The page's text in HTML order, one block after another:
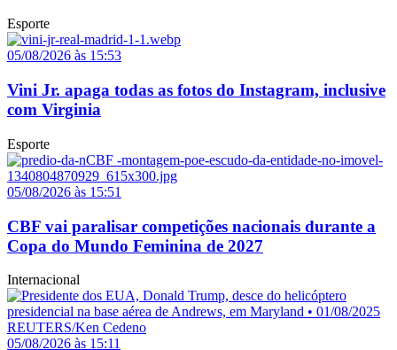
Esporte
05/08/2026 às 15:53
Vini Jr. apaga todas as fotos do Instagram, inclusive
com Virginia
Esporte
05/08/2026 às 15:51
CBF vai paralisar competições nacionais durante a
Copa do Mundo Feminina de 2027
Internacional
05/08/2026 às 15:11